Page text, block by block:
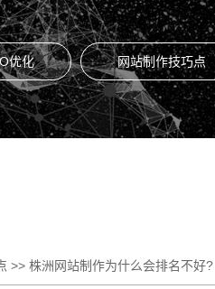
优化 网站制作技巧点
>> 株洲网站制作为什么会排名不好?